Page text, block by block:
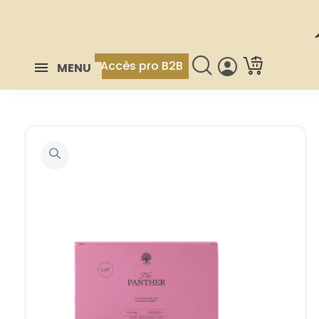
MENU Accès pro B2B